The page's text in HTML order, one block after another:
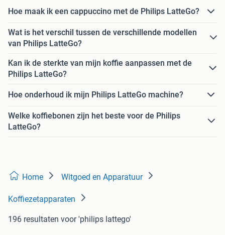
Hoe maak ik een cappuccino met de Philips LatteGo?
Wat is het verschil tussen de verschillende modellen
van Philips LatteGo?
Kan ik de sterkte van mijn koffie aanpassen met de
Philips LatteGo?
Hoe onderhoud ik mijn Philips LatteGo machine?
Welke koffiebonen zijn het beste voor de Philips
LatteGo?
Home Witgoed en Apparatuur
Koffiezetapparaten
196 resultaten voor 'philips lattego'